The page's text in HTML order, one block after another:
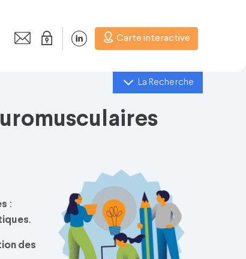
Carte interactive
La Recherche
:
.
des